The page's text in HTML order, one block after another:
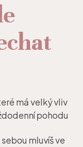
má velký vliv
pohodu
mluvíš ve